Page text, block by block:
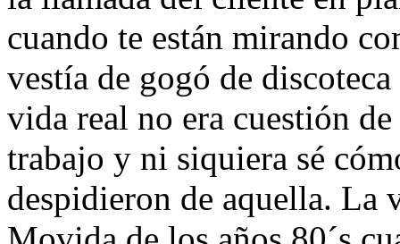
cuando te están mirando
vestía de gogó de
vida real no era cuestión
trabajo y ni siquiera sé
despidieron de aquella. La